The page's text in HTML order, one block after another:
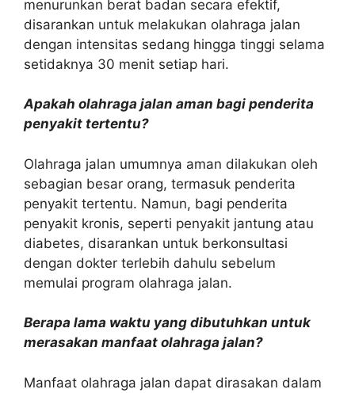
menurunkan berat badan secara efektif,
disarankan untuk melakukan olahraga jalan
dengan intensitas sedang hingga tinggi selama
setidaknya 30 menit setiap hari.
Apakah olahraga jalan aman bagi penderita
penyakit tertentu?
Olahraga jalan umumnya aman dilakukan oleh
sebagian besar orang, termasuk penderita
penyakit tertentu. Namun, bagi penderita
penyakit kronis, seperti penyakit jantung atau
diabetes, disarankan untuk berkonsultasi
dengan dokter terlebih dahulu sebelum
memulai program olahraga jalan.
Berapa lama waktu yang dibutuhkan untuk
merasakan manfaat olahraga jalan?
Manfaat olahraga jalan dapat dirasakan dalam